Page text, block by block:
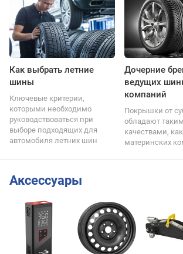
Как выбрать летние
шины
Ключевые критерии,
которыми необходимо
руководствоваться при
выборе подходящих для
автомобиля летних шин
Дочерние
ведущих
компаний
Покрышки от
обладают
качествами,
материнских
Аксессуары